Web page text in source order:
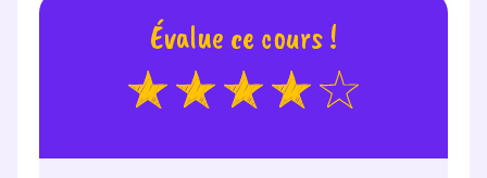
Évalue ce cours !
TESTER GRATUITEMENT
renseignant votre e-mail, vous consentez à ce que vos
données à caractère personnel soient traitées par SEJER, sous
savoir plus sur la gestion de vos données personnelles et